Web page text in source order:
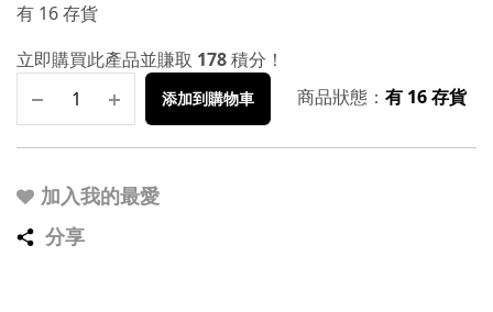
有 16 存貨
立即購買此產品並賺取 178積分！
添加到購物車 商品狀態： 有 16 存貨
加入我的最愛
分享